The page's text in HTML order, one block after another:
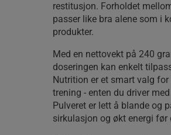
restitusjon. Forholdet
passer like bra alene som i
produkter.
Med en nettovekt på 240
doseringen kan enkelt
Nutrition er et smart valg
trening - enten du driver
Pulveret er lett å blande og
sirkulasjon og økt energi før